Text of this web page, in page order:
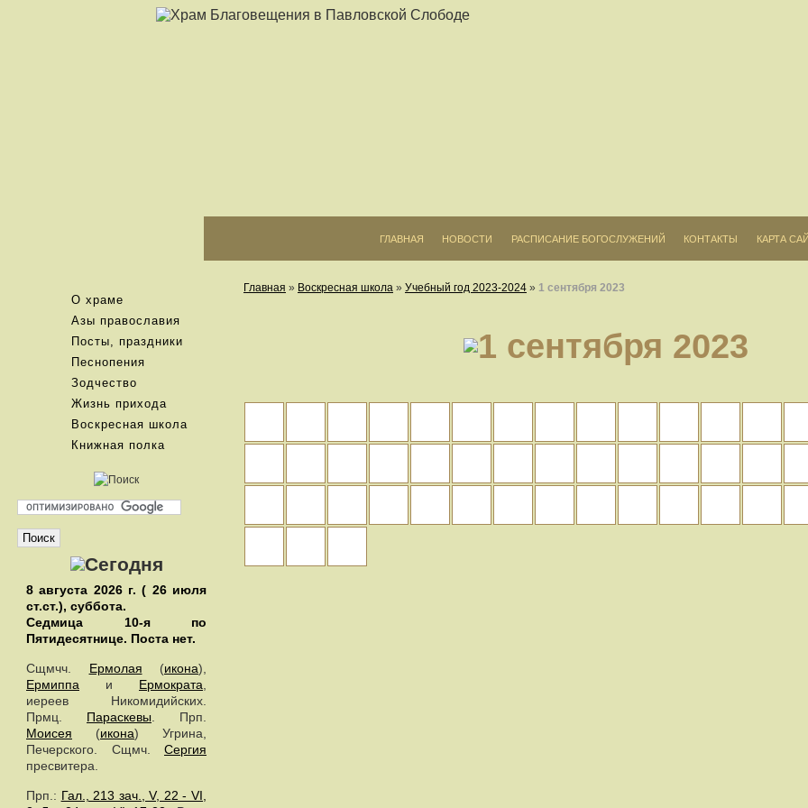
ГЛАВНАЯ НОВОСТИ РАСПИСАНИЕ БОГОСЛУЖЕНИЙ КОНТАКТЫ КАРТА
О храме
Азы православия
Посты, праздники
Песнопения
Зодчество
Жизнь прихода
Воскресная школа
Книжная полка
8 августа 2026 г. ( 26 июля
ст.ст.), суббота.
Седмица 10-я по
Пятидесятнице. Поста нет.
Сщмчч. Ермолая (икона),
Ермиппа и Ермократа
иереев Никомидийских.
Прмц. Параскевы . Прп.
Моисея (икона) Угрина,
Печерского. Сщмч. Сергия
пресвитера.
Прп.: Гал., 213 зач., V, 22 - VI,
Главная » Воскресная школа » Учебный год 2023-2024 » 1 сентября 2023